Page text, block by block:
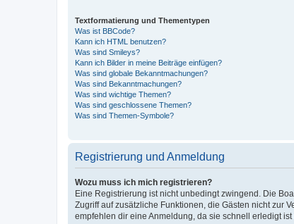
Textformatierung und Thementypen
Was ist BBCode?
Kann ich HTML benutzen?
Was sind Smileys?
Kann ich Bilder in meine Beiträge einfügen?
Was sind globale Bekanntmachungen?
Was sind Bekanntmachungen?
Was sind wichtige Themen?
Was sind geschlossene Themen?
Was sind Themen-Symbole?
Registrierung und Anmeldung
Wozu muss ich mich registrieren?
Eine Registrierung ist nicht unbedingt zwingend. Die
Zugriff auf zusätzliche Funktionen, die Gästen nicht zur
empfehlen dir eine Anmeldung, da sie schnell erledigt